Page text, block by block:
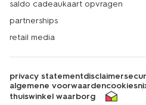
saldo cadeaukaart opvragen
partnerships
retail media
privacy statementdisclaimer
algemene voorwaardencookies
thuiswinkel waarborg